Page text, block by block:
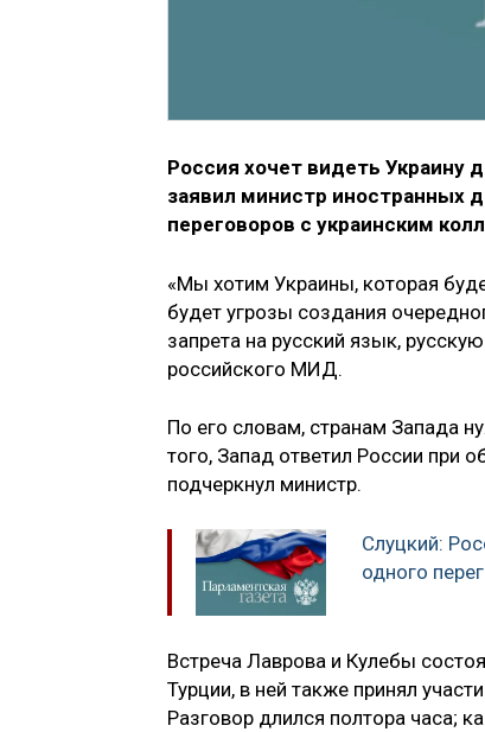
Россия хочет видеть Украину
заявил министр иностранных
переговоров с украинским
«Мы хотим Украины, которая
будет угрозы создания
запрета на русский язык,
российского МИД.
По его словам, странам Запада
того, Запад ответил России при
подчеркнул министр.
Слуцкий:
одного
Встреча Лаврова и Кулебы
Турции, в ней также принял
Разговор длился полтора часа;